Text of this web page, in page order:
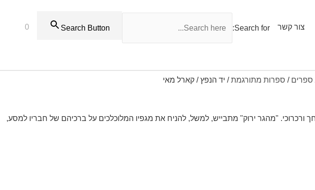
צור קשר Search for:
Search Button
0
ספרים / ספרות מתורגמת/ יד הנפץ / קארל מאי
ורכרוכי. "מהגר ירוק" מתבייש, למשל, להניח את מגפיו המלוכלכים על ברכיהם של חבריו למסע,